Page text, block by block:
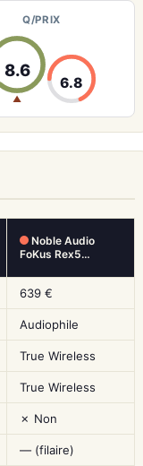
Q/PRIX
8.6
▲
6.8
Noble Audio
FoKus Rex5…
639 €
Audiophile
True Wireless
True Wireless
✗ Non
— (filaire)